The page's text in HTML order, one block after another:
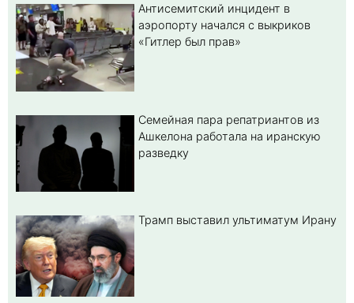
Антисемитский инцидент в
аэропорту начался с выкриков
«Гитлер был прав»
Семейная пара репатриантов из
Ашкелона работала на иранскую
разведку
Трамп выставил ультиматум Ирану